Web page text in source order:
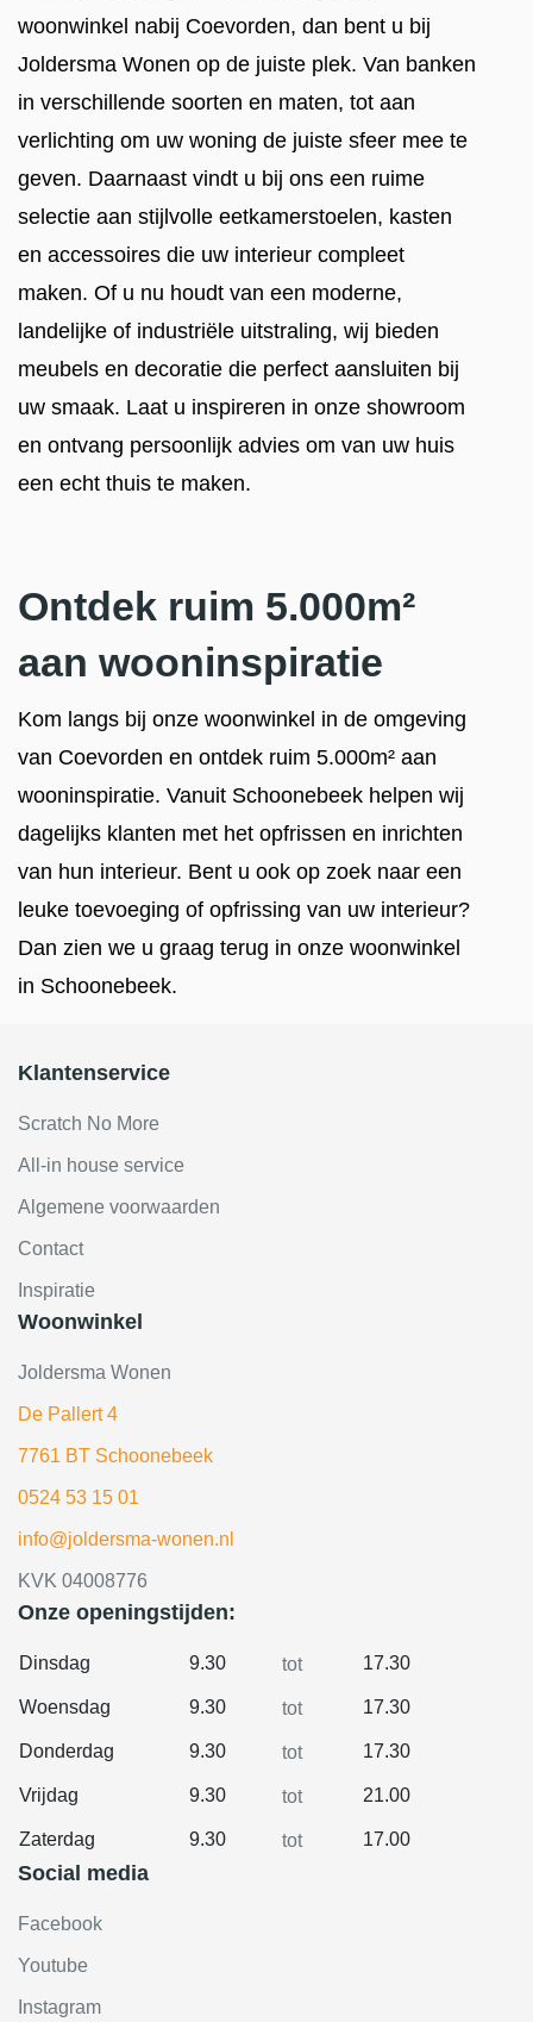
woonwinkel nabij Coevorden, dan bent u bij
Joldersma Wonen op de juiste plek. Van banken
in verschillende soorten en maten, tot aan
verlichting om uw woning de juiste sfeer mee te
geven. Daarnaast vindt u bij ons een ruime
selectie aan stijlvolle eetkamerstoelen, kasten
en accessoires die uw interieur compleet
maken. Of u nu houdt van een moderne,
landelijke of industriële uitstraling, wij bieden
meubels en decoratie die perfect aansluiten bij
uw smaak. Laat u inspireren in onze showroom
en ontvang persoonlijk advies om van uw huis
een echt thuis te maken.
Ontdek ruim 5.000m²
aan wooninspiratie
Kom langs bij onze woonwinkel in de omgeving
van Coevorden en ontdek ruim 5.000m² aan
wooninspiratie. Vanuit Schoonebeek helpen wij
dagelijks klanten met het opfrissen en inrichten
van hun interieur. Bent u ook op zoek naar een
leuke toevoeging of opfrissing van uw interieur?
Dan zien we u graag terug in onze woonwinkel
in Schoonebeek.
Klantenservice
Scratch No More
All-in house service
Algemene voorwaarden
Contact
Inspiratie
Woonwinkel
Joldersma Wonen
De Pallert 4
7761 BT Schoonebeek
0524 53 15 01
info@joldersma-wonen.nl
KVK 04008776
Onze openingstijden:
Dinsdag 9.30 tot 17.30
Woensdag 9.30 tot 17.30
Donderdag 9.30 tot 17.30
Vrijdag 9.30 tot 21.00
Zaterdag 9.30 tot 17.00
Social media
Facebook
Youtube
Instagram